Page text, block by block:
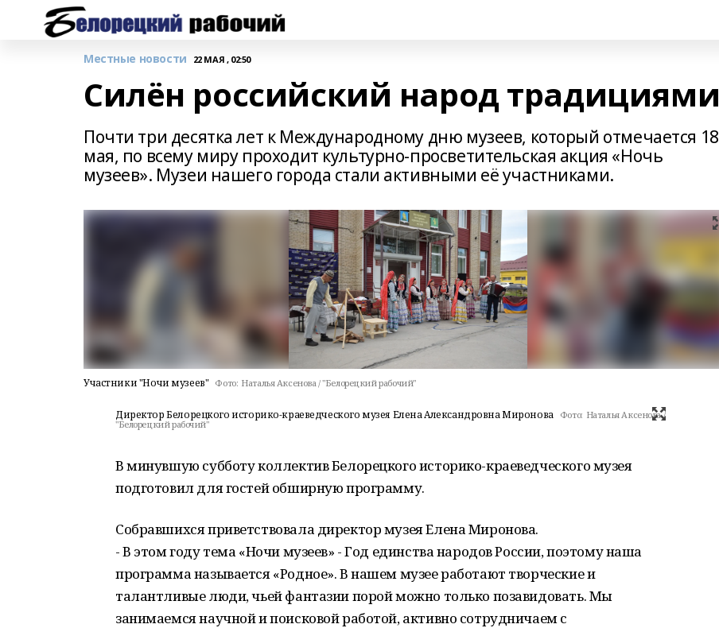
Местные новости 22 МАЯ , 02:50
Силён российский народ традициями
Почти три десятка лет к Международному дню музеев, который отмечается 18
мая, по всему миру проходит культурно-просветительская акция «Ночь
музеев». Музеи нашего города стали активными её участниками.
Участники "Ночи музеев" Фото: Наталья Аксенова / "Белорецкий рабочий"
Директор Белорецкого историко-краеведческого музея Елена Александровна Миронова Фото: Наталья Аксенова /
"Белорецкий рабочий"
В минувшую субботу коллектив Белорецкого историко-краеведческого музея
подготовил для гостей обширную программу.
Собравшихся приветствовала директор музея Елена Миронова.
- В этом году тема «Ночи музеев» - Год единства народов России, поэтому наша
программа называется «Родное». В нашем музее работают творческие и
талантливые люди, чьей фантазии порой можно только позавидовать. Мы
занимаемся научной и поисковой работой, активно сотрудничаем с